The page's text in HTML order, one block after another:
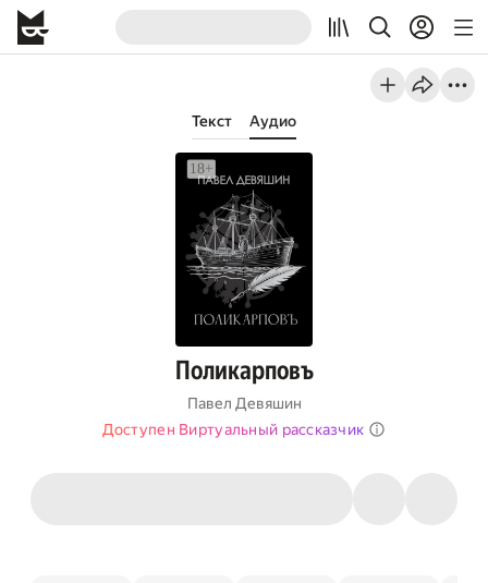
Текст Аудио
Поликарповъ
Павел Девяшин
Доступен Виртуальный рассказчик